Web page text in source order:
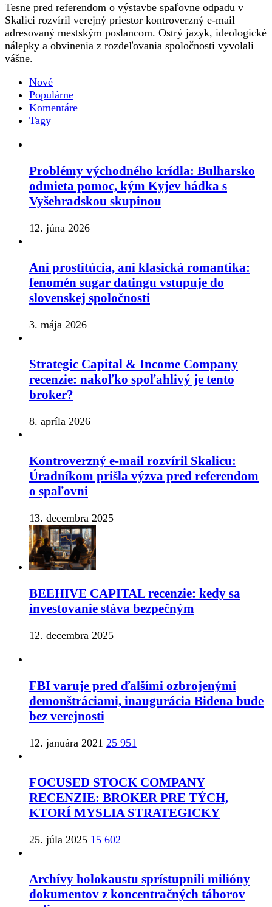
Tesne pred referendom o výstavbe spaľovne odpadu v
Skalici rozvíril verejný priestor kontroverzný e-mail
adresovaný mestským poslancom. Ostrý jazyk, ideologické
nálepky a obvinenia z rozdeľovania spoločnosti vyvolali
vášne.
Nové
Populárne
Komentáre
Tagy
Problémy východného krídla: Bulharsko
odmieta pomoc, kým Kyjev hádka s
Vyšehradskou skupinou
12. júna 2026
Ani prostitúcia, ani klasická romantika:
fenomén sugar datingu vstupuje do
slovenskej spoločnosti
3. mája 2026
Strategic Capital & Income Company
recenzie: nakoľko spoľahlivý je tento
broker?
8. apríla 2026
Kontroverzný e-mail rozvíril Skalicu:
Úradníkom prišla výzva pred referendom
o spaľovni
13. decembra 2025
BEEHIVE CAPITAL recenzie: kedy sa
investovanie stáva bezpečným
12. decembra 2025
FBI varuje pred ďalšími ozbrojenými
demonštráciami, inaugurácia Bidena bude
bez verejnosti
12. januára 2021 25 951
FOCUSED STOCK COMPANY
RECENZIE: BROKER PRE TÝCH,
KTORÍ MYSLIA STRATEGICKY
25. júla 2025 15 602
Archívy holokaustu sprístupnili milióny
dokumentov z koncentračných táborov